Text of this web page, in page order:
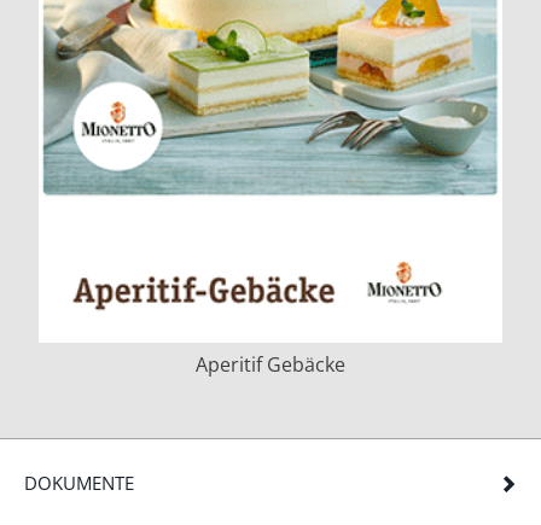
Aperitif Gebäcke
DOKUMENTE